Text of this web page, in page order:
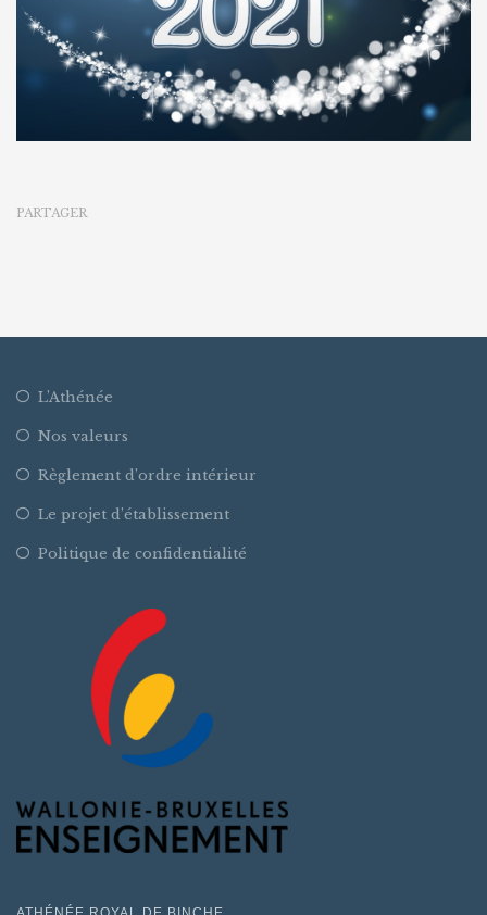
PARTAGER
L’Athénée
Nos valeurs
Règlement d’ordre intérieur
Le projet d’établissement
Politique de confidentialité